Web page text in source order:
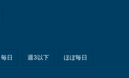
毎日 週3以下 ほぼ毎日